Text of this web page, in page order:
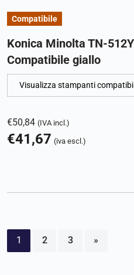
Compatibile
Konica Minolta TN-
Compatibile giallo
Visualizza stampanti
€50,84 (IVA incl.)
€41,67 (iva escl.)
1 2 3 »